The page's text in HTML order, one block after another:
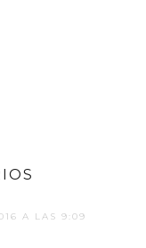
A LAS 9:09